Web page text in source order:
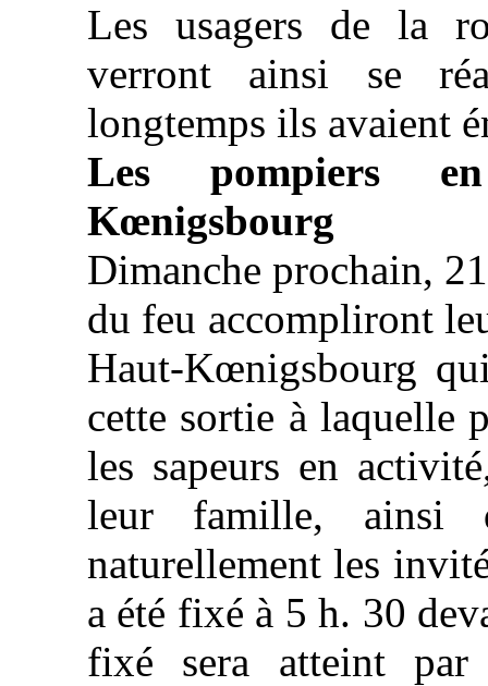
Les usagers de la
verront ainsi se
longtemps ils avaient
Les pompiers
Kœnigsbourg
Dimanche prochain,
du feu accompliront
Haut-Kœnigsbourg
cette sortie à laquelle
les sapeurs en
leur famille, ainsi
naturellement les
a été fixé à 5 h. 30
fixé sera atteint